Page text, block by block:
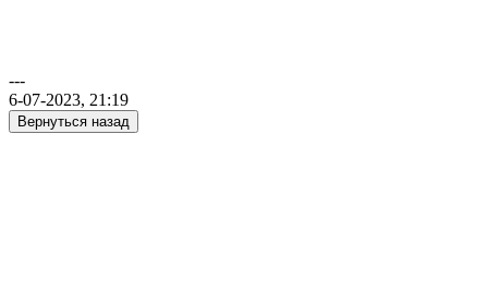
---
6-07-2023, 21:19
Вернуться назад